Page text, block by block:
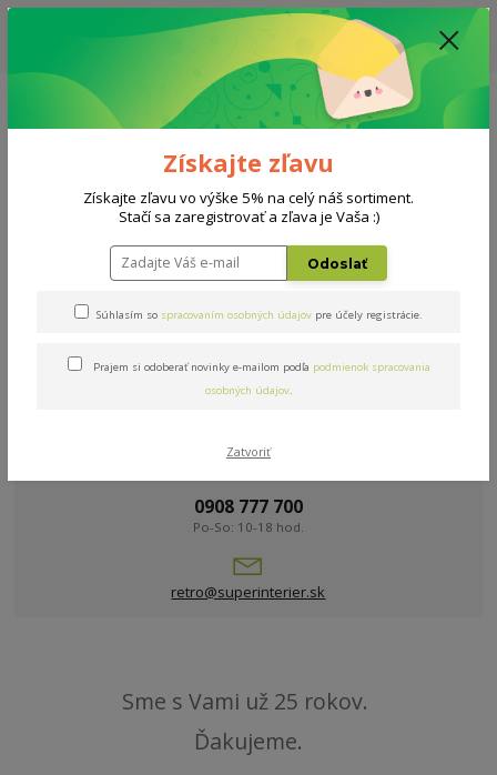
ZĽAVA: VŠETKY VYSTAVENÉ POSTELE ZA 400€ - CENA MATRACU A ROŠTU
PODĽA VÝBERU / DODACIA LEHOTA JE AKTUÁLNE 10-15 PRACOVNÝCH
Menu
0908 777 700 Po-So: 10-18 hod.
0
Doplnky Interiérové Čalúnená stena WALL
Čalúnená stena WALL
V tejto kategórii nebol nájdený žiadny tovar.
0908 777 700
Po-So: 10-18 hod.
retro@superinterier.sk
Sme s Vami už 25 rokov.
Ďakujeme.
Získajte zľavu
Získajte zľavu vo výške 5% na celý náš sortiment.
Stačí sa zaregistrovať a zľava je Vaša :)
Odoslať
Súhlasím so spracovaním osobných údajov pre účely registrácie.
Prajem si odoberať novinky e-mailom podľa podmienok spracovania
osobných údajov.
Zatvoriť